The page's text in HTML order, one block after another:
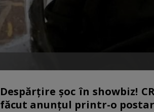
Despărțire șoc în showbiz!
făcut anunțul printr-o